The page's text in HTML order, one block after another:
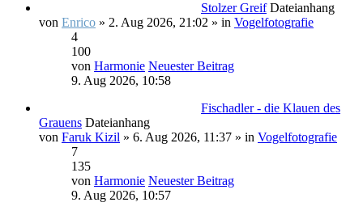
Stolzer Greif Dateianhang
von Enrico » 2. Aug 2026, 21:02 » in Vogelfotografie
4
100
von Harmonie Neuester Beitrag
9. Aug 2026, 10:58
Fischadler - die Klauen des
Grauens Dateianhang
von Faruk Kizil » 6. Aug 2026, 11:37 » in Vogelfotografie
7
135
von Harmonie Neuester Beitrag
9. Aug 2026, 10:57